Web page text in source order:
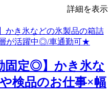
詳細を表示
固定◎】かき氷な
検品のお仕事×幅